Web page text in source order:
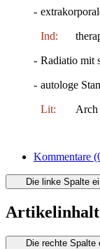
-
Ind:
- Radiatio mit
- autologe
Lit: Arch
Kommentare
Die linke Spalte
Artikelinhalt
Die rechte Spalte